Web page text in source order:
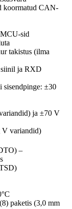
koormatud CAN-
sid
takistus (ilma
siinil ja RXD
sisendpinge: ±30
ja ±70 V
V variandid)
–
paketis (3,0 mm